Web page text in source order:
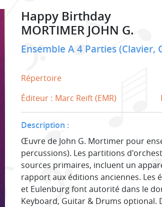
Happy Birthday
MORTIMER JOHN G.
Ensemble A 4 Parties (Clavier,
Répertoire
Éditeur : Marc Reift (EMR)
Description :
Œuvre de John G. Mortimer pour
percussions). Les partitions
sources primaires, incluent un
rapport aux éditions anciennes. Les
et Eulenburg font autorité dans le
Keyboard, Guitar & Drums optional.